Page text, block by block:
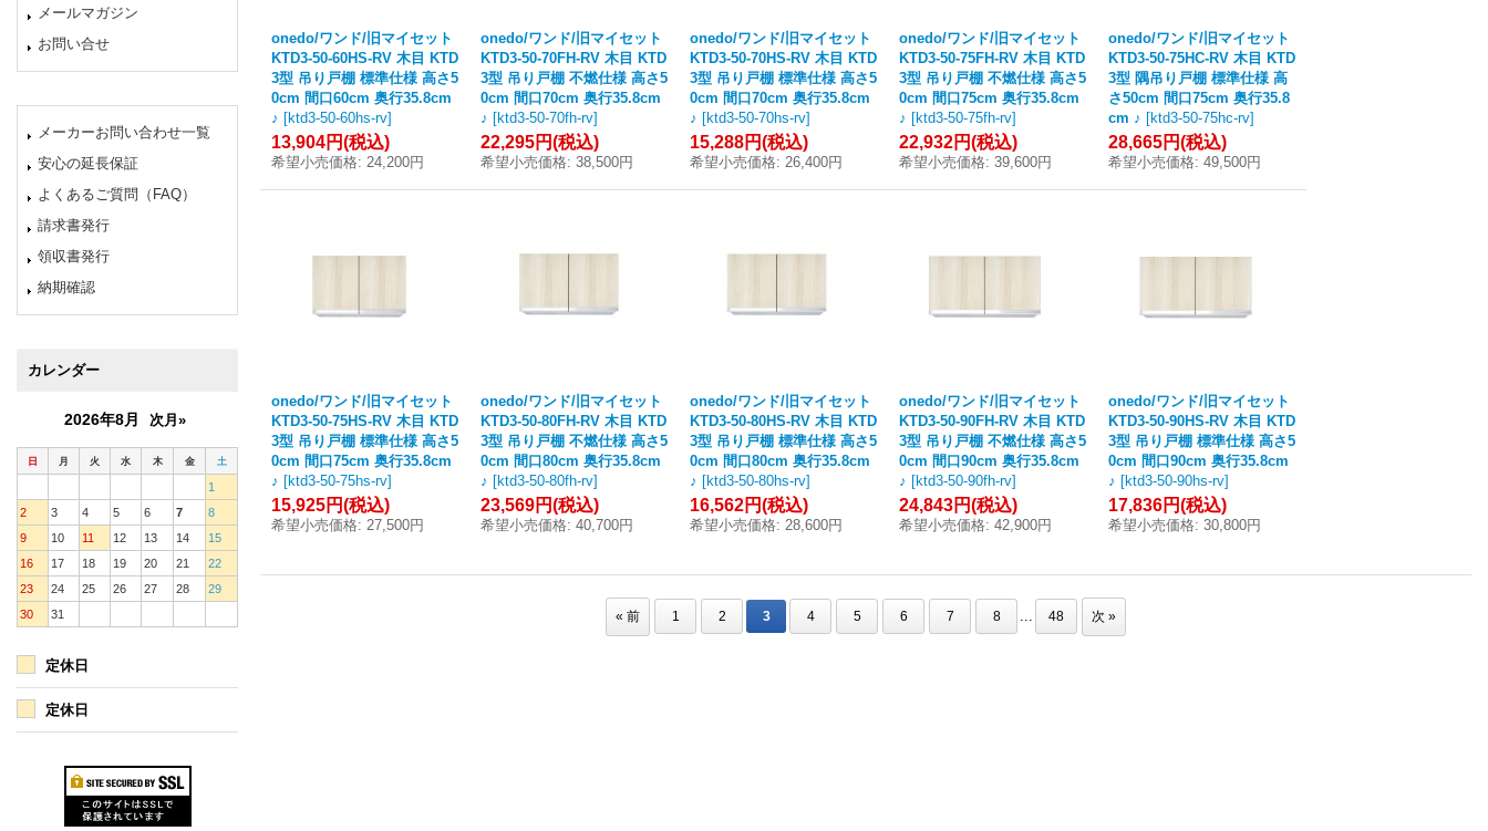
メールマガジン
お問い合せ
メーカーお問い合わせ一覧
安心の延長保証
よくあるご質問（FAQ）
請求書発行
領収書発行
納期確認
カレンダー
2026年8月 次月»
日 月 火 水 木 金 土
1
2
3 4 5 6 7
8
9
10 11 12 13 14
15
16
17 18 19 20 21
22
23
24 25 26 27 28
29
30
31
定休日
定休日
onedo/ワンド/旧マイセット
KTD3-50-60HS-RV 木目 KTD
3型 吊り戸棚 標準仕様 高さ5
0cm 間口60cm 奥行35.8cm
♪ [ktd3-50-60hs-rv]
13,904円(税込)
希望小売価格: 24,200円
onedo/ワンド/旧マイセット
KTD3-50-70FH-RV 木目 KTD
3型 吊り戸棚 不燃仕様 高さ5
0cm 間口70cm 奥行35.8cm
♪ [ktd3-50-70fh-rv]
22,295円(税込)
希望小売価格: 38,500円
onedo/ワンド/旧マイセット
KTD3-50-70HS-RV 木目 KTD
3型 吊り戸棚 標準仕様 高さ5
0cm 間口70cm 奥行35.8cm
♪ [ktd3-50-70hs-rv]
15,288円(税込)
希望小売価格: 26,400円
onedo/ワンド/旧マイセット
KTD3-50-75FH-RV 木目 KTD
3型 吊り戸棚 不燃仕様 高さ5
0cm 間口75cm 奥行35.8cm
♪ [ktd3-50-75fh-rv]
22,932円(税込)
希望小売価格: 39,600円
onedo/ワンド/旧マイセット
KTD3-50-75HC-RV 木目 KTD
3型 隅吊り戸棚 標準仕様 高
さ50cm 間口75cm 奥行35.8
cm ♪ [ktd3-50-75hc-rv]
28,665円(税込)
希望小売価格: 49,500円
onedo/ワンド/旧マイセット
KTD3-50-75HS-RV 木目 KTD
3型 吊り戸棚 標準仕様 高さ5
0cm 間口75cm 奥行35.8cm
♪ [ktd3-50-75hs-rv]
15,925円(税込)
希望小売価格: 27,500円
onedo/ワンド/旧マイセット
KTD3-50-80FH-RV 木目 KTD
3型 吊り戸棚 不燃仕様 高さ5
0cm 間口80cm 奥行35.8cm
♪ [ktd3-50-80fh-rv]
23,569円(税込)
希望小売価格: 40,700円
onedo/ワンド/旧マイセット
KTD3-50-80HS-RV 木目 KTD
3型 吊り戸棚 標準仕様 高さ5
0cm 間口80cm 奥行35.8cm
♪ [ktd3-50-80hs-rv]
16,562円(税込)
希望小売価格: 28,600円
onedo/ワンド/旧マイセット
KTD3-50-90FH-RV 木目 KTD
3型 吊り戸棚 不燃仕様 高さ5
0cm 間口90cm 奥行35.8cm
♪ [ktd3-50-90fh-rv]
24,843円(税込)
希望小売価格: 42,900円
onedo/ワンド/旧マイセット
KTD3-50-90HS-RV 木目 KTD
3型 吊り戸棚 標準仕様 高さ5
0cm 間口90cm 奥行35.8cm
♪ [ktd3-50-90hs-rv]
17,836円(税込)
希望小売価格: 30,800円
« 前 1 2 3 4 5 6 7 8 ... 48 次 »